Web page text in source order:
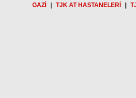
GAZİ TJK AT HASTANELERİ